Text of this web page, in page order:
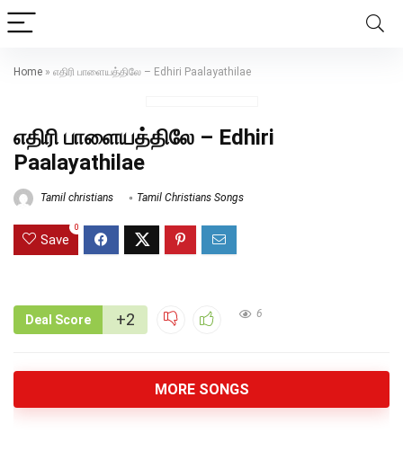
Home » எதிரி பாளையத்திலே – Edhiri Paalayathilae
எதிரி பாளையத்திலே – Edhiri
Paalayathilae
Tamil christians Tamil Christians Songs
Save
0
Deal Score +2 6
MORE SONGS